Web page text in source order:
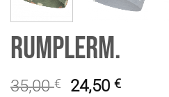
RumplerM.
35,00€ 24,50€